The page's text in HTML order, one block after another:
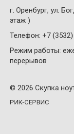
г. Оренбург, ул.
этаж )
Телефон: +7
Режим работы:
перерывов
© 2026 Скупка
РИК-СЕРВИС